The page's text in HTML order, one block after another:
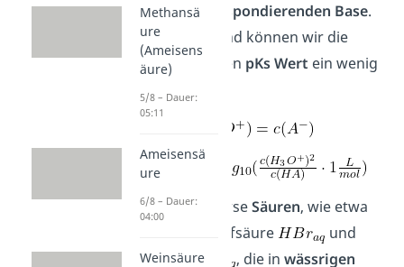
Ionenderkorrespondierenden Base.
Aus diesem Grund können wir die
Gleichung
für den pKs Wert ein wenig
vereinfachen.
Nun gibt es diverseSäuren, wie etwa
Bromwasserstoffsäure
und
Salzsäure
, die inwässrigen
Methansä
ure
(Ameisens
äure)
5/8 – Dauer:
05:11
Ameisensä
ure
6/8 – Dauer:
04:00
Weinsäure